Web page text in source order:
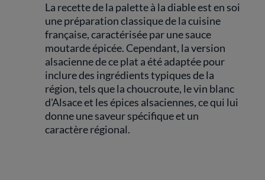
La recette de la palette à la diable est en soi
une préparation classique de la cuisine
française, caractérisée par une sauce
moutarde épicée. Cependant, la version
alsacienne de ce plat a été adaptée pour
inclure des ingrédients typiques de la
région, tels que la choucroute, le vin blanc
d'Alsace et les épices alsaciennes, ce qui lui
donne une saveur spécifique et un
caractère régional.